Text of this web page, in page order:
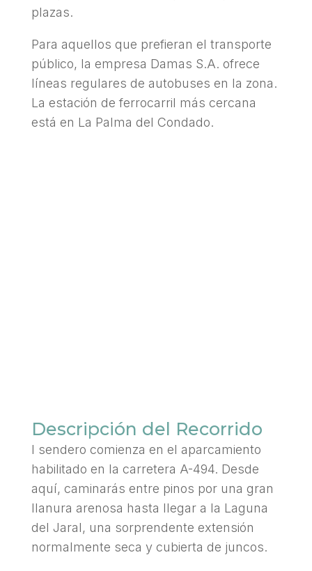
plazas.
Para aquellos que prefieran el transporte
público, la empresa Damas S.A. ofrece
líneas regulares de autobuses en la zona.
La estación de ferrocarril más cercana
está en La Palma del Condado.
Descripción del Recorrido
l sendero comienza en el aparcamiento
habilitado en la carretera A-494. Desde
aquí, caminarás entre pinos por una gran
llanura arenosa hasta llegar a la Laguna
del Jaral, una sorprendente extensión
normalmente seca y cubierta de juncos.